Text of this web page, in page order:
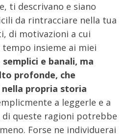
ti descrivano e siano
da rintracciare nella tua
di motivazioni a cui
insieme ai miei
semplici e banali, ma
profonde, che
propria storia
a leggerle e a
queste ragioni potrebbe
Forse ne individuerai